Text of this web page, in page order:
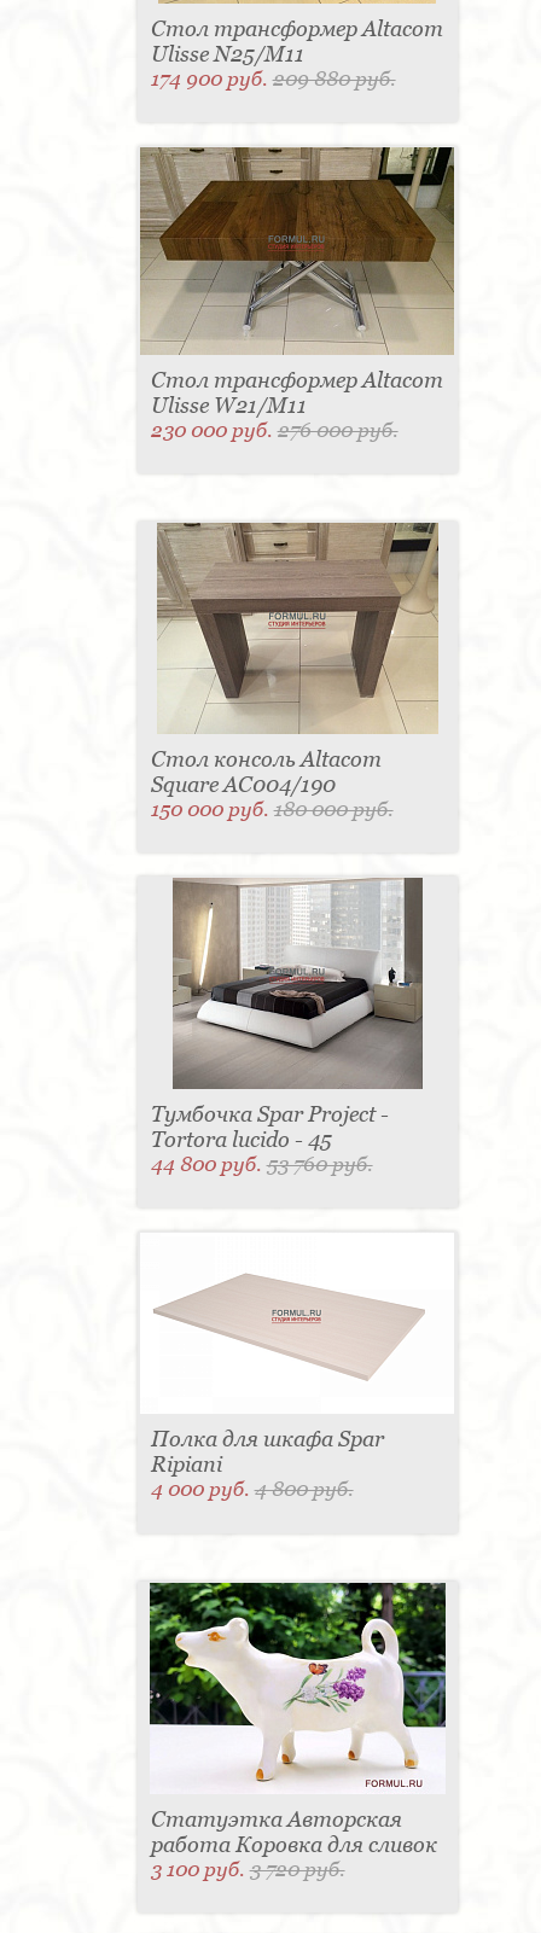
Стол трансформер Altacom
Ulisse N25/M11
174 900 руб.209 880 руб.
Стол трансформер Altacom
Ulisse W21/M11
230 000 руб.276 000 руб.
Стол консоль Altacom
Square AC004/190
150 000 руб.180 000 руб.
Тумбочка Spar Project -
Tortora lucido - 45
44 800 руб.53 760 руб.
Полка для шкафа Spar
Ripiani
4 000 руб.4 800 руб.
Статуэтка Авторская
работа Коровка для сливок
3 100 руб.3 720 руб.